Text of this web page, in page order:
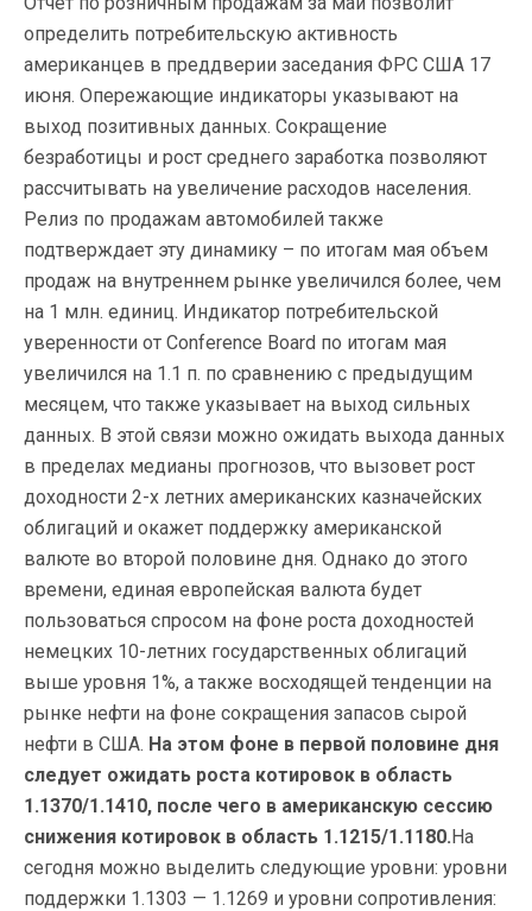
определить потребительскую активность
американцев в преддверии заседания ФРС США 17
июня. Опережающие индикаторы указывают на
выход позитивных данных. Сокращение
безработицы и рост среднего заработка позволяют
рассчитывать на увеличение расходов населения.
Релиз по продажам автомобилей также
подтверждает эту динамику – по итогам мая объем
продаж на внутреннем рынке увеличился более, чем
на 1 млн. единиц. Индикатор потребительской
уверенности от Conference Board по итогам мая
увеличился на 1.1 п. по сравнению с предыдущим
месяцем, что также указывает на выход сильных
данных. В этой связи можно ожидать выхода данных
в пределах медианы прогнозов, что вызовет рост
доходности 2-х летних американских казначейских
облигаций и окажет поддержку американской
валюте во второй половине дня. Однако до этого
времени, единая европейская валюта будет
пользоваться спросом на фоне роста доходностей
немецких 10-летних государственных облигаций
выше уровня 1%, а также восходящей тенденции на
рынке нефти на фоне сокращения запасов сырой
нефти в США. На этом фоне в первой половине дня
следует ожидать роста котировок в область
1.1370/1.1410, после чего в американскую сессию
снижения котировок в область 1.1215/1.1180. На
сегодня можно выделить следующие уровни: уровни
поддержки 1.1303 — 1.1269 и уровни сопротивления: